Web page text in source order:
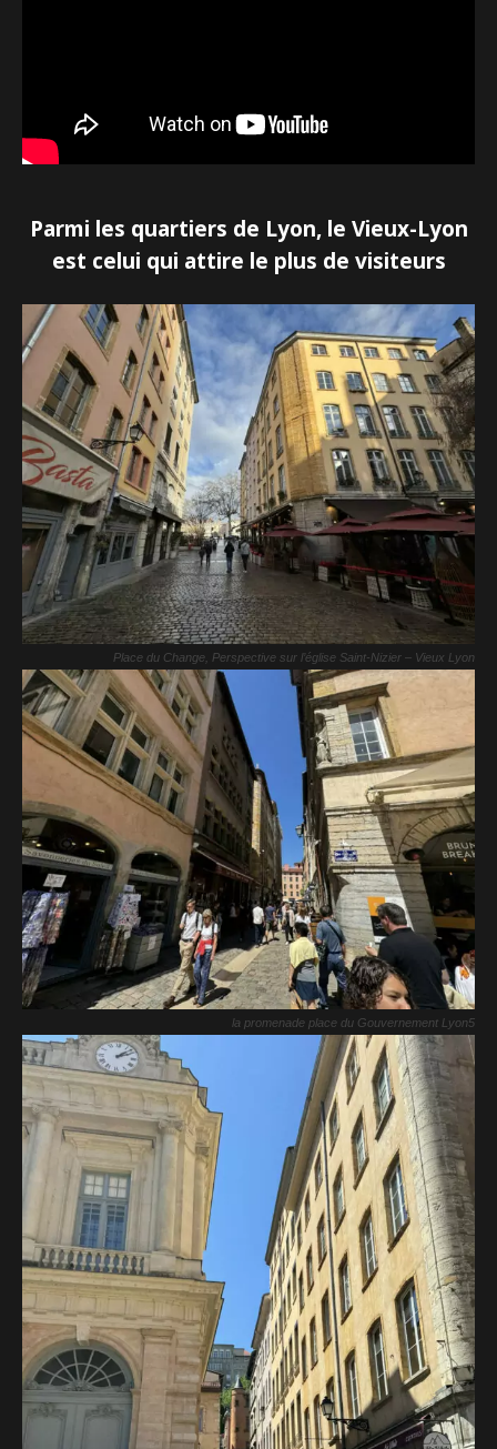
Parmi les quartiers de Lyon, le Vieux-Lyon
est celui qui attire le plus de visiteurs
Place du Change, Perspective sur l’église Saint-Nizier – Vieux Lyon
la promenade place du Gouvernement Lyon5